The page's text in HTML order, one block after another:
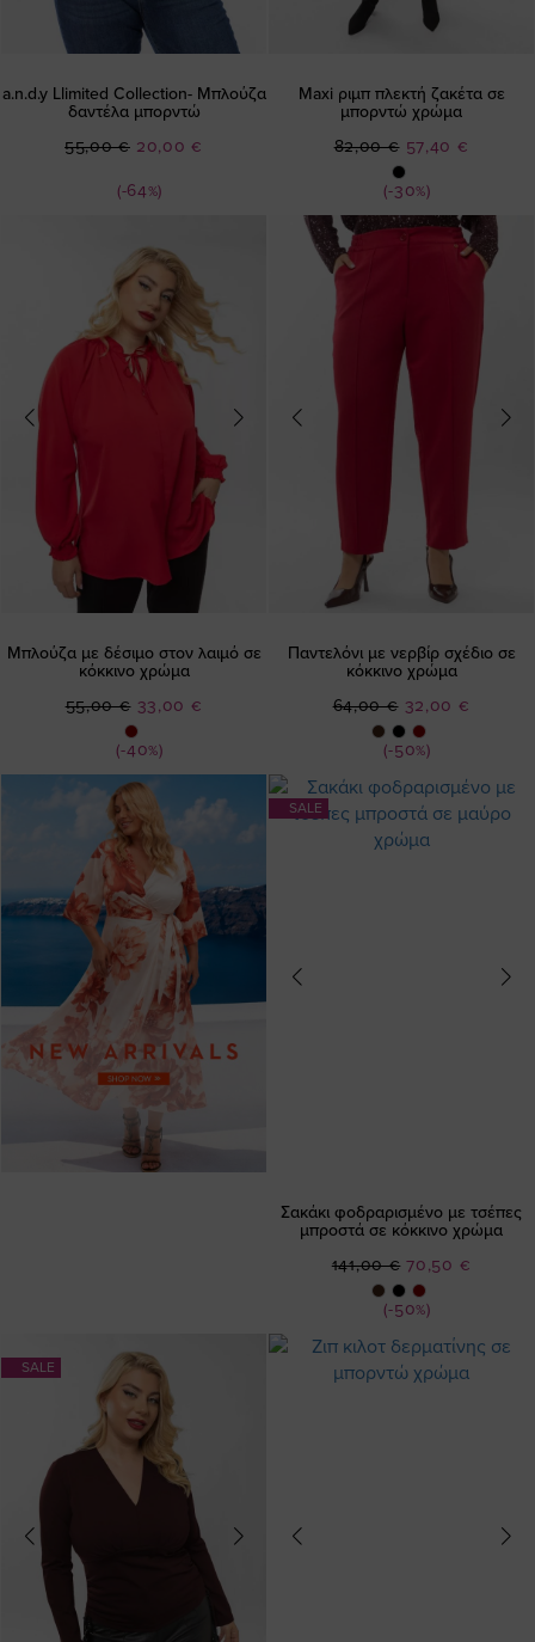
a.n.d.y Llimited Collection- Μπλούζα
δαντέλα μπορντώ
(-64%)
Ειδική
20,00 €
55,00 €
Maxi ριμπ πλεκτή ζακέτα σε
μπορντώ χρώμα
(-30%)
Ειδική
Τιμή
57,40 €
82,00 €
Μπλούζα με δέσιμο στον λαιμό σε
κόκκινο χρώμα
(-40%)
Ειδική
Τιμή
33,00 €
55,00 €
Παντελόνι με νερβίρ σχέδιο σε
κόκκινο χρώμα
(-50%)
Ειδική
Τιμή
32,00 €
64,00 €
SALE
Σακάκι φοδραρισμένο με τσέπες
μπροστά σε κόκκινο χρώμα
(-50%)
Ειδική
Τιμή
70,50 €
141,00 €
SALE